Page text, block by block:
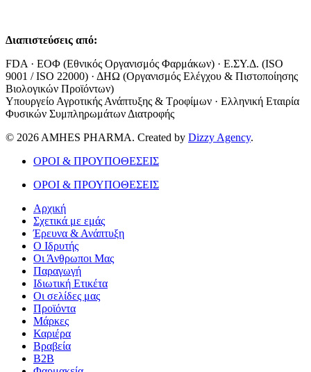
Διαπιστεύσεις από:
FDA · ΕΟΦ (Εθνικός Οργανισμός Φαρμάκων) · Ε.ΣΥ.Δ. (ISO
9001 / ISO 22000) · ΔΗΩ (Οργανισμός Ελέγχου & Πιστοποίησης
Βιολογικών Προϊόντων)
Υπουργείο Αγροτικής Ανάπτυξης & Τροφίμων · Ελληνική Εταιρία
Φυσικών Συμπληρωμάτων Διατροφής
© 2026 AMHES PHARMA. Created by Dizzy Agency.
ΟΡΟΙ & ΠΡΟΥΠΟΘΕΣΕΙΣ
ΟΡΟΙ & ΠΡΟΥΠΟΘΕΣΕΙΣ
Αρχική
Σχετικά με εμάς
Έρευνα & Ανάπτυξη
Ο Ιδρυτής
Οι Άνθρωποι Μας
Παραγωγή
Ιδιωτική Ετικέτα
Οι σελίδες μας
Προϊόντα
Μάρκες
Καριέρα
Βραβεία
B2B